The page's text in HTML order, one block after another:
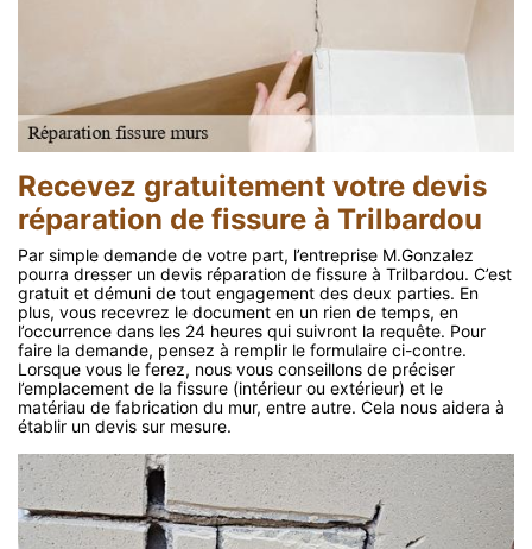
Recevez gratuitement votre devis
réparation de fissure à Trilbardou
Par simple demande de votre part, l’entreprise M.Gonzalez
pourra dresser un devis réparation de fissure à Trilbardou. C’est
gratuit et démuni de tout engagement des deux parties. En
plus, vous recevrez le document en un rien de temps, en
l’occurrence dans les 24 heures qui suivront la requête. Pour
faire la demande, pensez à remplir le formulaire ci-contre.
Lorsque vous le ferez, nous vous conseillons de préciser
l’emplacement de la fissure (intérieur ou extérieur) et le
matériau de fabrication du mur, entre autre. Cela nous aidera à
établir un devis sur mesure.